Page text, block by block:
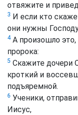
отвяжите и
3 И если кто
они нужны
4А произошло это,
пророка:
5 Скажите дочери
кроткий и
подъяремной.
6 Ученики,
Иисус,